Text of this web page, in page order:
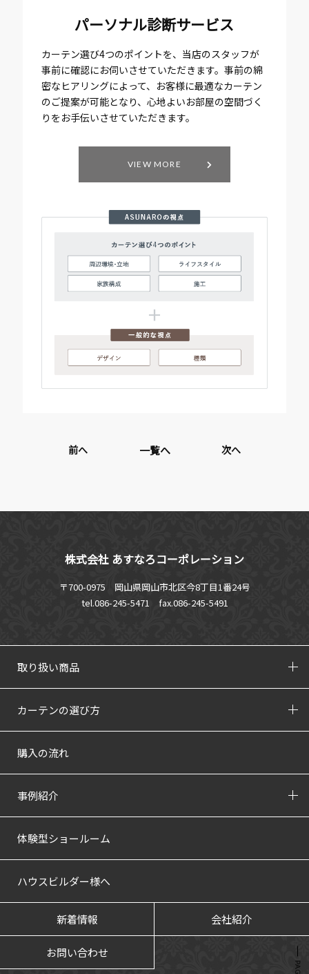
パーソナル診断サービス
カーテン選び4つのポイントを、当店のスタッフが
事前に確認にお伺いさせていただきます。事前の綿
密なヒアリングによって、お客様に最適なカーテン
のご提案が可能となり、心地よいお部屋の空間づく
りをお手伝いさせていただきます。
VIEW MORE
前へ 一覧へ 次へ
株式会社 あすなろコーポレーション
〒700-0975 岡山県岡山市北区今8丁目1番24号
tel.086-245-5471
fax.086-245-5491
取り扱い商品
カーテンの選び方
購入の流れ
事例紹介
体験型ショールーム
ハウスビルダー様へ
新着情報 会社紹介
お問い合わせ